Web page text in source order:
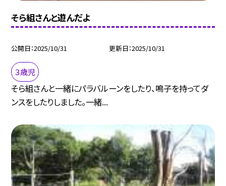
そら組さんと遊んだよ
公開日 2025/10/31 更新日 2025/10/31
３歳児
そら組さんと一緒にパラバルーンをしたり、鳴子を持ってダ
ンスをしたりしました。一緒...